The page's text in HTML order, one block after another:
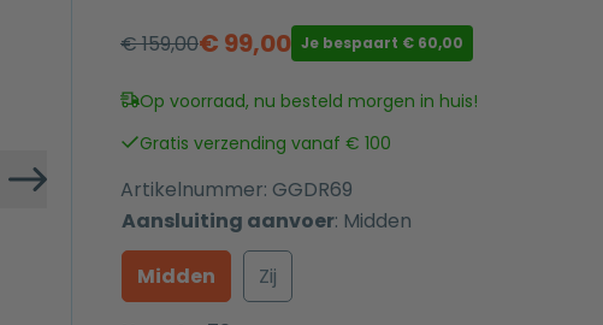
Volgende
€159,00
Oorspronkelijke
prijs
was:
€ 159,00.
€ 99,00
Huidige
prijs
is:
€ 99,00.
Je bespaart €60,00
Op voorraad, nu besteld morgen in huis!
Gratis verzending vanaf € 100
Artikelnummer: GGDR69
Aansluiting aanvoer: Midden
Midden
Zij